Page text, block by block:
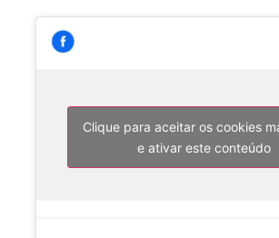
Clique para aceitar os cookies
e ativar este conteúdo